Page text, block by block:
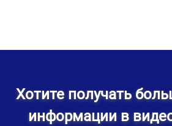
Хотите получать
информации в